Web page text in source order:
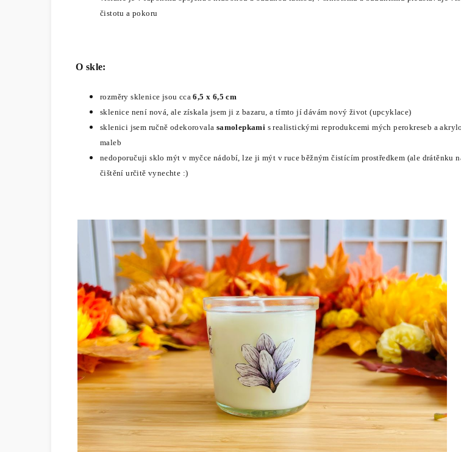
čistotu a pokoru
O skle:
rozměry sklenice jsou cca6,5 x 6,5 cm
sklenice není nová, ale získala jsem ji z bazaru, a tímto jí dávám nový život (upcyklace)
sklenici jsem ručně odekorovala samolepkami s realistickými reprodukcemi mých perokreseb a
maleb
nedoporučuji sklo mýt v myčce nádobí, lze ji mýt v ruce běžným čistícím prostředkem (ale drátěnku
čištění určitě vynechte :)